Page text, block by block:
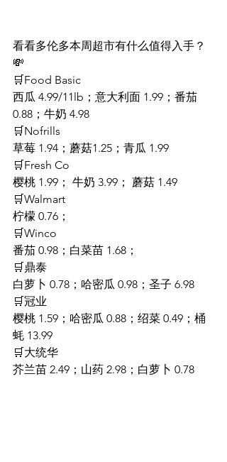
看看多伦多本周超市有什么值得入手？
💸
🛒Food Basic
西瓜 4.99/11lb；意大利面 1.99；番茄
0.88；牛奶 4.98
🛒Nofrills
草莓 1.94；蘑菇1.25；青瓜 1.99
🛒Fresh Co
樱桃 1.99； 牛奶 3.99； 蘑菇 1.49
🛒Walmart
柠檬 0.76；
🛒Winco
番茄 0.98；白菜苗 1.68；
🛒鼎泰
白萝卜 0.78；哈密瓜 0.98；圣子 6.98
🛒冠业
樱桃 1.59；哈密瓜 0.88；绍菜 0.49；桶
蚝 13.99
🛒大统华
芥兰苗 2.49；山药 2.98；白萝卜 0.78